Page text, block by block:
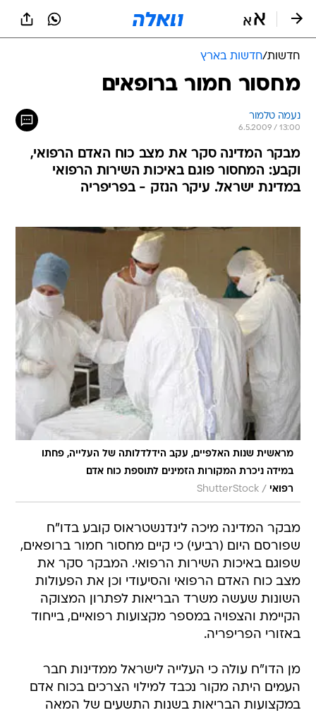
חדשות/חדשות בארץ
מחסור חמור ברופאים
נעמה טלמור
6.5.2009 / 13:00
מבקר המדינה סקר את מצב כוח האדם הרפואי,
וקבע: המחסור פוגם באיכות השירות הרפואי
במדינת ישראל. עיקר הנזק - בפריפריה
מראשית שנות האלפיים, עקב הידלדלותה של העלייה, פחתו
במידה ניכרת המקורות הזמינים לתוספת כוח אדם
רפואי /
ShutterStock
מבקר המדינה מיכה לינדנשטראוס קובע בדו"ח
שפורסם היום (רביעי) כי קיים מחסור חמור ברופאים,
שפוגם באיכות השירות הרפואי. המבקר סקר את
מצב כוח האדם הרפואי והסיעודי וכן את הפעולות
השונות שעשה משרד הבריאות לפתרון המצוקה
הקיימת והצפויה במספר מקצועות רפואיים, בייחוד
באזורי הפריפריה.
מן הדו"ח עולה כי העלייה לישראל ממדינות חבר
העמים היתה מקור נכבד למילוי הצרכים בכוח אדם
במקצועות הבריאות בשנות התשעים של המאה